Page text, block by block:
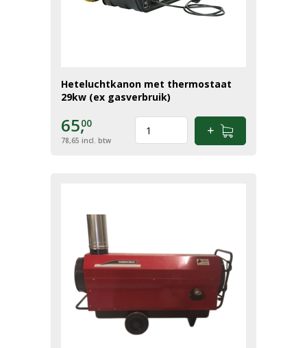
Heteluchtkanon met thermostaat
29kw (ex gasverbruik)
65,00
78,65 incl. btw